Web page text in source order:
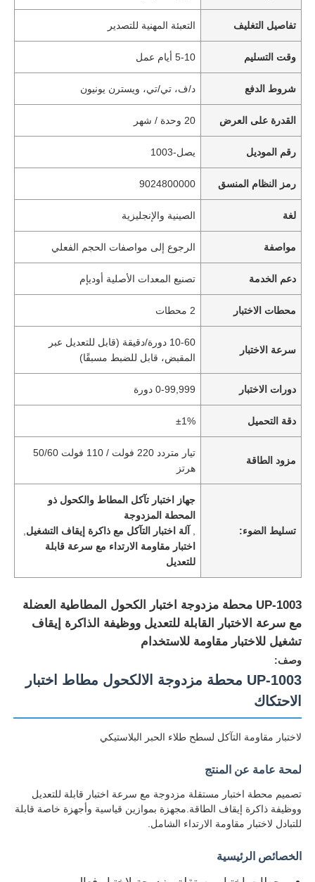
المنتجات
حول بنا
تفاصيل التغليف التعبئة المهنية للتصدير
وقت التسليم 5-10 أيام عمل
شروط الدفع د/ف، تي/تي، ويسترن يونيون
القدرة على العرض 20 وحدة / شهر
رقم الموديل يصل-1003
رمز النظام المنسق 9024800000
لغة الصينية والإنجليزية
مواصفة الرجوع إلى مواصفات الحجم الفعلي
دعم الخدمة تصنيع المعدات الأصلية أوديإم
محطات الاختبار 2 محطات
سرعة الاختبار
10-60 دورة/دقيقة (قابل للتعديل عبر
المقبض، قابل للضبط مسبقًا)
دورات الاختبار 0-99,999 دورة
دقة التحميل ±1%
مزود الطاقة
تيار متردد 220 فولت / 110 فولت 50/60
هرتز
تسليط الضوء:
جهاز اختبار تآكل المطاط والكحول ذو
المحطة المزدوجة
,آلة اختبار التآكل مع ذاكرة إيقاف التشغيل
اختبار مقاومة الارتداء مع سرعة قابلة
للتعديل
UP-1003 محطة مزدوجة اختبار الكحول المطاطية العضلة
مع سرعة الاختبار القابلة للتعديل ووظيفة الذاكرة إيقاف
تشغيل للاختبار مقاومة للاستخدام
وصف:
UP-1003 محطة مزدوجة الالكحول مطاط اختبار
الاحتكاك
لاختبار مقاومة التآكل لسطح طلاء الحبر البلاستيكي
لمحة عامة عن المنتج
تصميم محطة اختبار مستقلة مزدوجة مع سرعة اختبار قابلة للتعديل
ووظيفة ذاكرة إيقاف الطاقة.مجهزة بموازين قياسية وأجهزة خاصة قابلة
للتبادل لاختبار مقاومة الارتداء الشامل.
الخصائص الرئيسية